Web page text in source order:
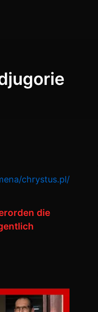
chrystus.pl/
die